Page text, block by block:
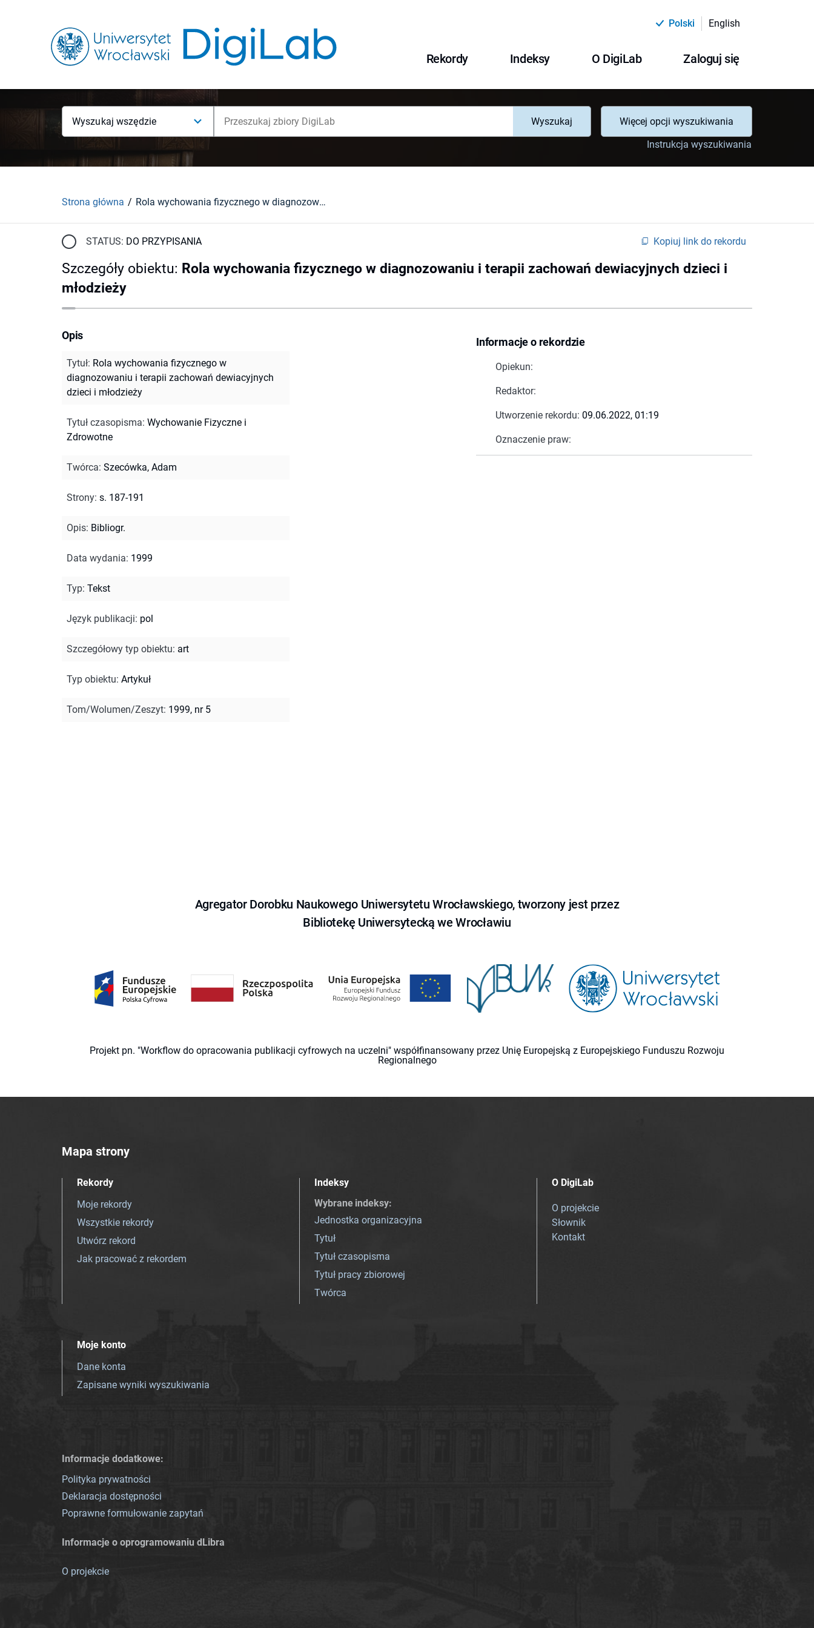
Polski English
Rekordy Indeksy O DigiLab Zaloguj się
Wyszukaj wszędzie Wyszukaj
Więcej opcji wyszukiwania
Instrukcja wyszukiwania
Strona główna Rola wychowania fizycznego w diagnozowaniu i terapii zachowań dewiacyjnych dzieci i młodzieży
STATUS: DO PRZYPISANIA Kopiuj link do rekordu
Szczegóły obiektu: Rola wychowania fizycznego w diagnozowaniu i terapii zachowań dewiacyjnych dzieci i
młodzieży
Informacje o rekordzie
Opiekun:
Redaktor:
Utworzenie rekordu: 09.06.2022, 01:19
Oznaczenie praw:
Opis
Tytuł: Rola wychowania fizycznego w
diagnozowaniu i terapii zachowań dewiacyjnych
dzieci i młodzieży
Tytuł czasopisma: Wychowanie Fizyczne i
Zdrowotne
Twórca: Szecówka, Adam
Strony: s. 187-191
Opis: Bibliogr.
Data wydania: 1999
Typ: Tekst
Język publikacji: pol
Szczegółowy typ obiektu: art
Typ obiektu: Artykuł
Tom/Wolumen/Zeszyt: 1999, nr 5
Agregator Dorobku Naukowego Uniwersytetu Wrocławskiego, tworzony jest przez
Bibliotekę Uniwersytecką we Wrocławiu
Projekt pn. "Workflow do opracowania publikacji cyfrowych na uczelni" współfinansowany przez Unię Europejską z Europejskiego Funduszu Rozwoju
Regionalnego
Mapa strony
Rekordy
Moje rekordy
Wszystkie rekordy
Utwórz rekord
Jak pracować z rekordem
Indeksy
Wybrane indeksy:
Jednostka organizacyjna
Tytuł
Tytuł czasopisma
Tytuł pracy zbiorowej
Twórca
O DigiLab
O projekcie
Słownik
Kontakt
Moje konto
Dane konta
Zapisane wyniki wyszukiwania
Informacje dodatkowe:
Polityka prywatności
Deklaracja dostępności
Poprawne formułowanie zapytań
Informacje o oprogramowaniu dLibra
O projekcie